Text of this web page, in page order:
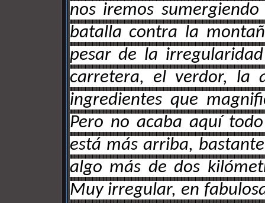
nos iremos
batalla contra la
pesar de la
carretera, el verdor, la
ingredientes que
Pero no acaba aquí
está más arriba,
algo más de dos
Muy irregular, en